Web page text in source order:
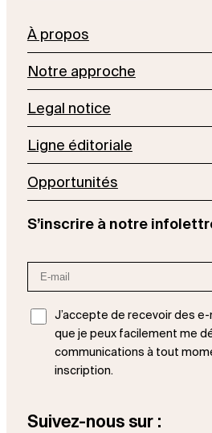
À propos
Notre approche
Legal notice
Ligne éditoriale
Opportunités
S’inscrire à notre
J’accepte de recevoir des
que je peux facilement me
communications à tout
inscription.
Suivez-nous sur :